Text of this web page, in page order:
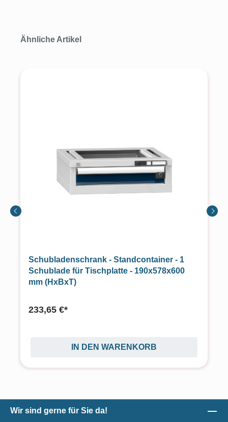
Produktgalerie überspringen
Ähnliche Artikel
Schubladenschrank - Standcontainer - 1
Schublade für Tischplatte - 190x578x600
mm (HxBxT)
233,65 €*
IN DEN WARENKORB
Wir sind gerne für Sie da!